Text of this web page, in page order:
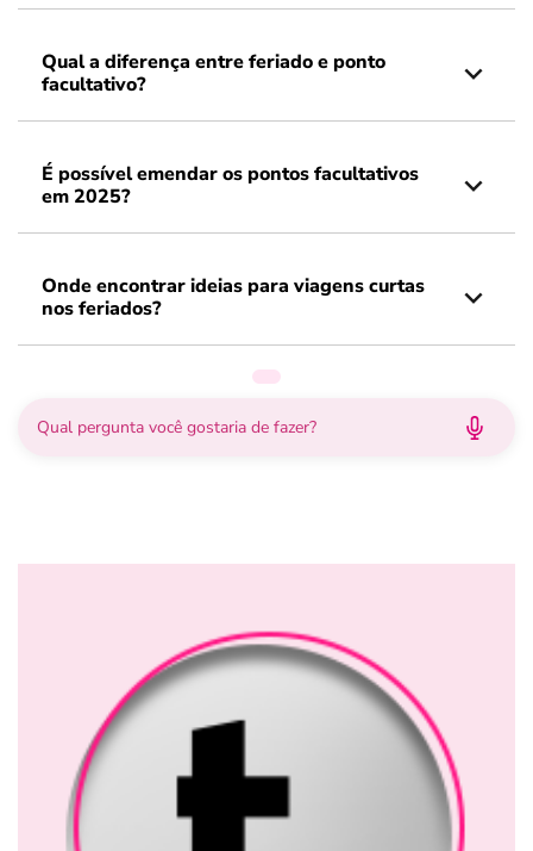
Qual a diferença entre feriado e ponto
facultativo?
É possível emendar os pontos facultativos
em 2025?
Onde encontrar ideias para viagens curtas
nos feriados?